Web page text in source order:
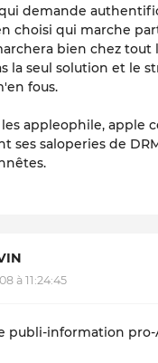
demande
choisi qui marche
bien chez tout
la seul solution et le
fous.
appleophile, apple
ses saloperies de
à 11:24:45
publi-information